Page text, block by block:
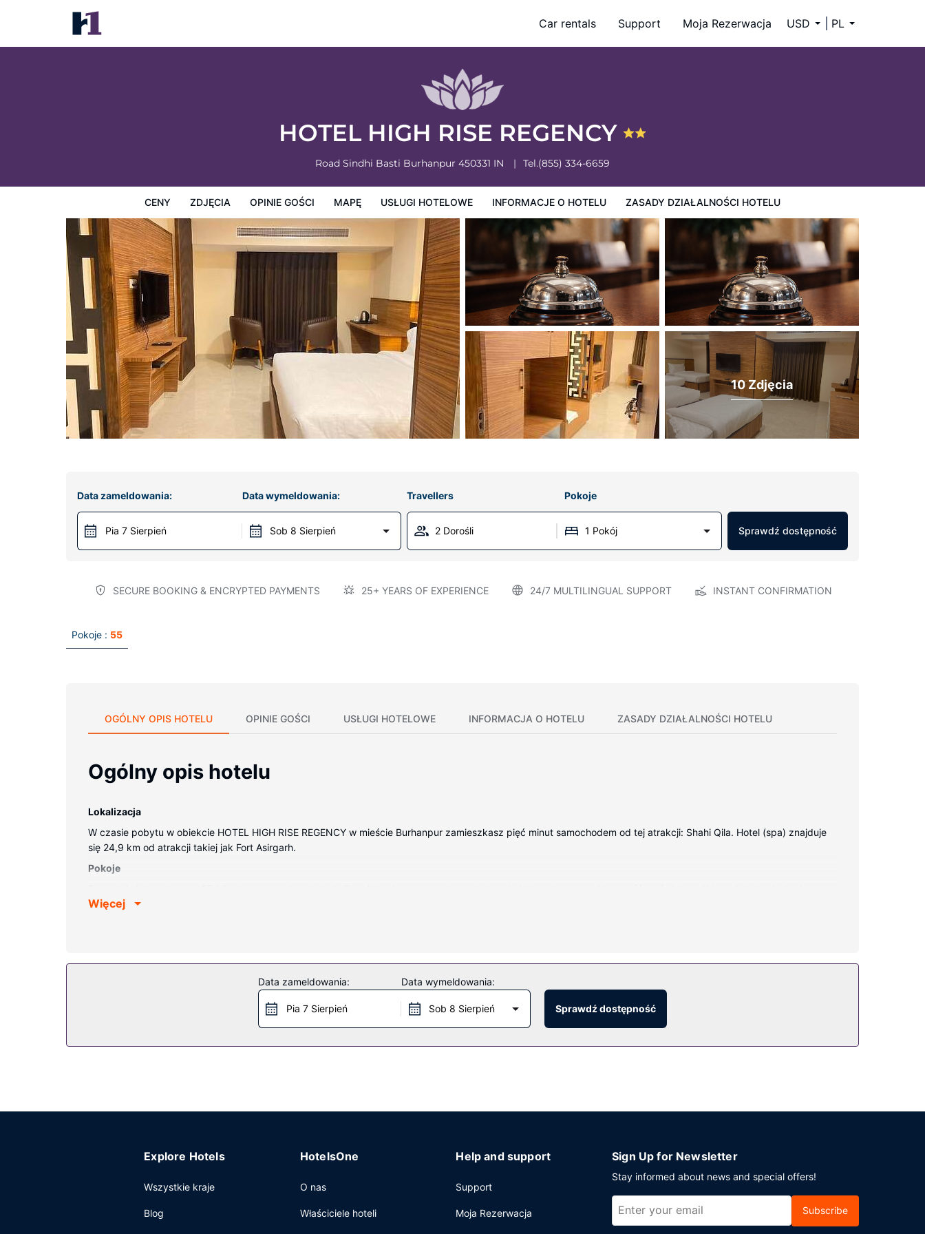
Car rentals Support Moja Rezerwacja USD PL
HOTEL HIGH RISE REGENCY
Road Sindhi Basti Burhanpur 450331 IN Tel.(855) 334-6659
CENY ZDJĘCIA OPINIE GOŚCI MAPĘ USŁUGI HOTELOWE INFORMACJE O HOTELU ZASADY DZIAŁALNOŚCI HOTELU
HOTEL HIGH RISE REGENCY
Ceny Zdjęcia Zasady działalności hotelu
10 Zdjęcia
Data zameldowania:
Pia 7 Sierpień
Data wymeldowania:
Sob 8 Sierpień
Travellers Pokoje
2 Dorośli 1 Pokój Sprawdź dostępność
SECURE BOOKING & ENCRYPTED PAYMENTS 25+ YEARS OF EXPERIENCE 24/7 MULTILINGUAL SUPPORT INSTANT CONFIRMATION
Pokoje : 55
OGÓLNY OPIS HOTELU OPINIE GOŚCI USŁUGI HOTELOWE INFORMACJA O HOTELU ZASADY DZIAŁALNOŚCI HOTELU
Ogólny opis hotelu
Lokalizacja
W czasie pobytu w obiekcie HOTEL HIGH RISE REGENCY w mieście Burhanpur zamieszkasz pięć minut samochodem od tej atrakcji: Shahi Qila. Hotel (spa) znajduje
się 24,9 km od atrakcji takiej jak Fort Asirgarh.
Pokoje
telefon i bezpłatne czasopisma oraz sprzątanie codziennie.
Restauracja
W obiekcie takim jak hotel możesz znaleźć wiele miejsc, w których możesz coś zjeść, na przykład 2 restauracje i kawiarnię. Zrelaksuj się po całym dniu w
barze/salonie klubowym. Śniadanie w formie bufetu jest podawane codziennie od 7:30 do 10:30 za opłatą.
Więcej
Data zameldowania:
Pia 7 Sierpień
Data wymeldowania:
Sob 8 Sierpień Sprawdź dostępność
Explore Hotels
Wszystkie kraje
Blog
HotelsOne
O nas
Właściciele hoteli
Help and support
Support
Moja Rezerwacja
Sign Up for Newsletter
Stay informed about news and special offers!
Subscribe